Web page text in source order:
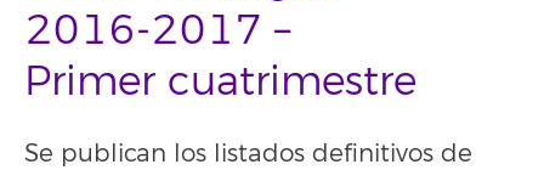
2016-2017 –
Primer cuatrimestre
Se publican los listados definitivos de